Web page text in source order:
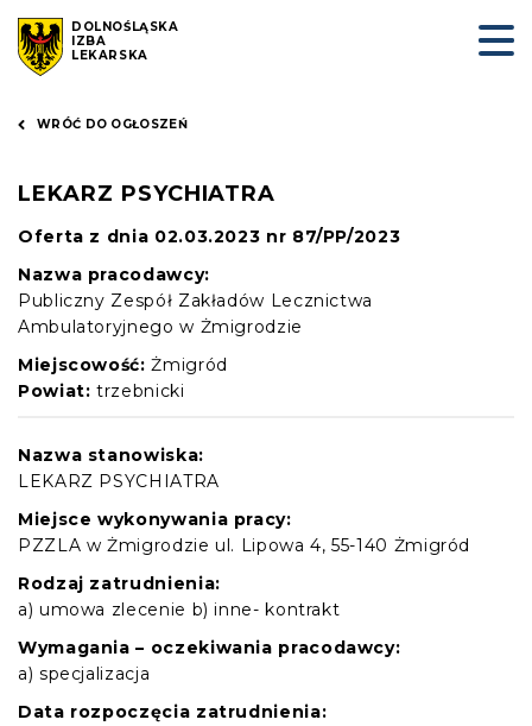
DOLNOŚLĄSKA
IZBA
LEKARSKA
WRÓĆ DO OGŁOSZEŃ
LEKARZ PSYCHIATRA
Oferta z dnia 02.03.2023 nr 87/PP/2023
Nazwa pracodawcy:
Publiczny Zespół Zakładów Lecznictwa
Ambulatoryjnego w Żmigrodzie
Miejscowość: Żmigród
Powiat: trzebnicki
Nazwa stanowiska:
LEKARZ PSYCHIATRA
Miejsce wykonywania pracy:
PZZLA w Żmigrodzie ul. Lipowa 4, 55-140 Żmigród
Rodzaj zatrudnienia:
a) umowa zlecenie b) inne- kontrakt
Wymagania – oczekiwania pracodawcy:
a) specjalizacja
Data rozpoczęcia zatrudnienia: